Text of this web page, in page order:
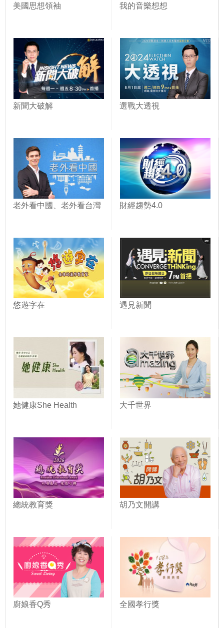
美國思想領袖 我的音樂想想
新聞大破解 選戰大透視
老外看中國、老外看台灣 財經趨勢4.0
悠遊字在 遇見新聞
她健康She Health 大千世界
總統教育獎 胡乃文開講
廚娘香Q秀 全國孝行獎